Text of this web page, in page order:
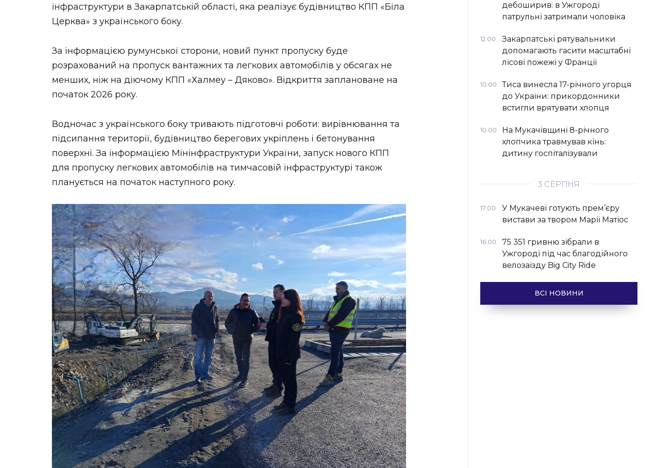
інфраструктури в Закарпатській області, яка реалізує будівництво КПП «Біла
Церква» з українського боку.
За інформацією румунської сторони, новий пункт пропуску буде
розрахований на пропуск вантажних та легкових автомобілів у обсягах не
менших, ніж на діючому КПП «Халмеу – Дяково». Відкриття заплановане на
початок 2026 року.
Водночас з українського боку тривають підготовчі роботи: вирівнювання та
підсипання території, будівництво берегових укріплень і бетонування
поверхні. За інформацією Мінінфраструктури України, запуск нового КПП
для пропуску легкових автомобілів на тимчасовій інфраструктурі також
планується на початок наступного року.
дебоширив: в Ужгороді
патрульні затримали чоловіка
12:00
Закарпатські рятувальники
допомагають гасити масштабні
лісові пожежі у Франції
10:00
Тиса винесла 17-річного угорця
до України: прикордонники
встигли врятувати хлопця
10:00
На Мукачівщині 8-річного
хлопчика травмував кінь:
дитину госпіталізували
3 СЕРПНЯ
17:00
У Мукачеві готують прем’єру
вистави за твором Марії Матіос
16:00
75 351 гривню зібрали в
Ужгороді під час благодійного
велозаїзду Big Сity Ride
ВСІ НОВИНИ